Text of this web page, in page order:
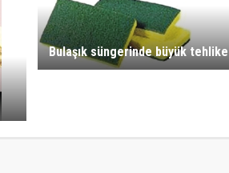
Bulaşık süngerinde büyük tehlike